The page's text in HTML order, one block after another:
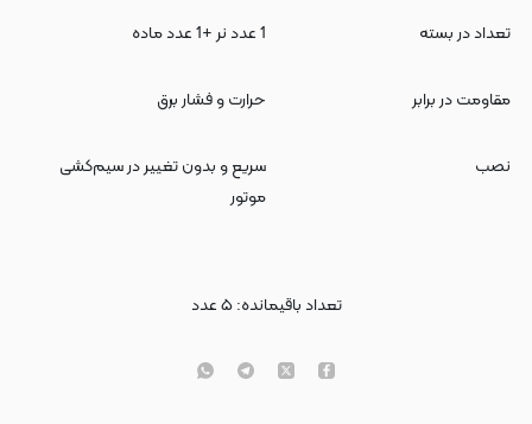
تعداد در بسته 1 عدد نر +1 عدد ماده
مقاومت در برابر حرارت و فشار برق
نصب
سریع و بدون تغییر در سیم‌کشی
موتور
تعداد باقیمانده: ۵عدد